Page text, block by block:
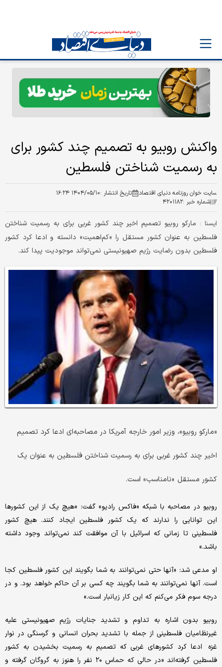
واکنش روبیو به تصمیم چند کشور برای
به رسمیت شناختن فلسطین
سایت خوان روزنامه دنیای اقتصاد تاریخ انتشار :۱۴۰۴/۰۵/۱۰ ۱۶:۲۴
شماره خبر :۴۲۰۱۱۸۲
ايسنا : مارکو روبیو تصمیم اخیر چند کشور غربی برای به رسمیت شناختن
فلسطین به عنوان کشور مستقل را «کم‌اهمیت» دانسته و ادعا کرد کشور
فلسطین بدون رضایت رژیم صهیونیستی نمی‌تواند موجودیت پیدا کند.
«مارکو روبیو»، وزیر امور خارجه آمریکا در مصاحبه‌ای ادعا کرد تصمیم
اخیر چند کشور غربی برای به رسمیت شناختن فلسطین به عنوان یک
کشور مستقل «نامناسب» است.
روبیو در مصاحبه با شبکه «فاکس رادیو» گفت: «هیچ یک از این کشورها
این توانایی را ندارند که یک کشور فلسطین ایجاد کنند. هیچ کشور
فلسطینی تا زمانی که اسرائیل با آن موافقت کند نمی‌تواند وجود داشته
باشد.»
او مدعی شد: «آنها حتی نمی‌توانند به شما بگویند این کشور فلسطین کجا
است. آنها نمی‌توانند به شما بگویند چه کسی بر آن حاکم خواهد بود. و در
درجه سوم فکر می‌کنم که این کار زیانبار است.»
روبیو بدون اشاره به تداوم و تشدید جنایات رژیم صهیونیستی علیه
غیرنظامیان فلسطینی از جمله با تشدید بحران انسانی و گرسنگی در نوار
غزه ادعا کرد کشورهای غربی که تصمیم به رسمیت بخشیدن به کشور
فلسطین گرفته‌اند «در حالی که حماس ۲۰ نفر را هنوز به گروگان گرفته و